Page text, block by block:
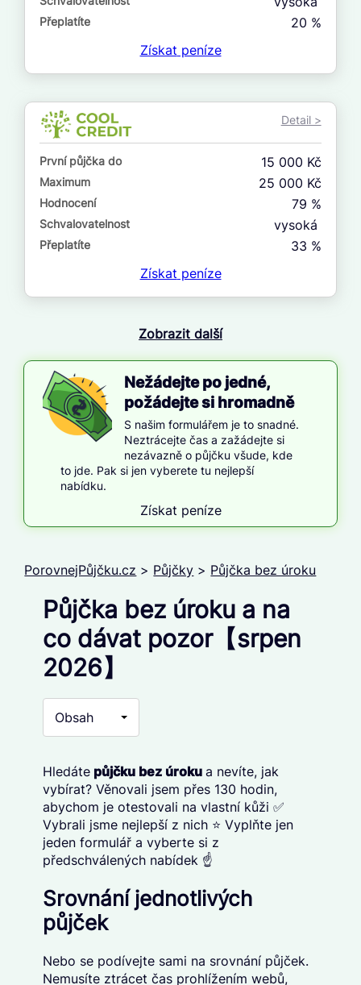
V hotovosti
ano
ne
Přeplatíte
20 %
Získat peníze
Detail >
První půjčka do 15 000 Kč
Maximum 25 000 Kč
Hodnocení 79 %
Schvalovatelnost vysoká
Přeplatíte
33 %
Získat peníze
Zobrazit další
Nežádejte po jedné,
požádejte si hromadně
S našim formulářem je to snadné.
Neztrácejte čas a zažádejte si
nezávazně o půjčku všude, kde
to jde. Pak si jen vyberete tu nejlepší
nabídku.
Získat peníze
PorovnejPůjčku.cz > Půjčky > Půjčka bez úroku
Půjčka bez úroku a na
co dávat pozor【srpen
2026】
Obsah
Hledátepůjčku bez úroku a nevíte, jak
vybírat? Věnovali jsem přes 130 hodin,
abychom je otestovali na vlastní kůži ✅
Vybrali jsme nejlepší z nich ⭐ Vyplňte jen
jeden formulář a vyberte si z
předschválených nabídek ☝️
Srovnání jednotlivých
půjček
Nebo se podívejte sami na srovnání půjček.
Nemusíte ztrácet čas prohlížením webů,